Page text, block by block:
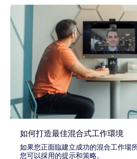
如何打造最佳混合式工作環境
如果您正面臨建立成功的混合工作場
您可以採用的提示和策略。